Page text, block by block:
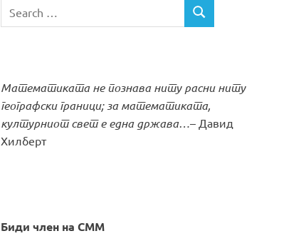
for:
SEARCH
Математиката не познава ниту расни ниту
географски граници; за математиката,
културниот свет е една држава…– Давид
Хилберт
Биди член на СММ